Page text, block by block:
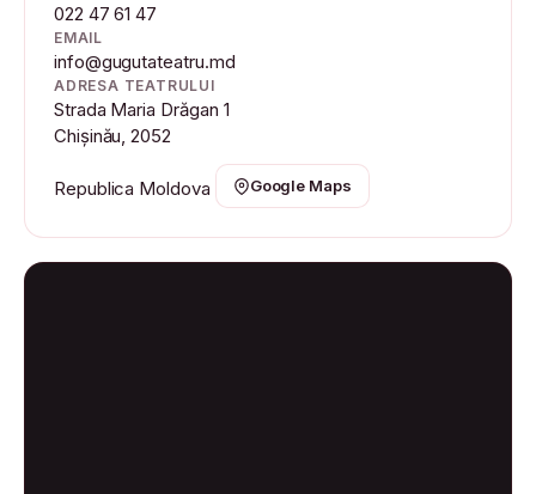
022 47 61 47
EMAIL
info@gugutateatru.md
ADRESA TEATRULUI
Strada Maria Drăgan 1
Chișinău, 2052
Republica Moldova Google Maps